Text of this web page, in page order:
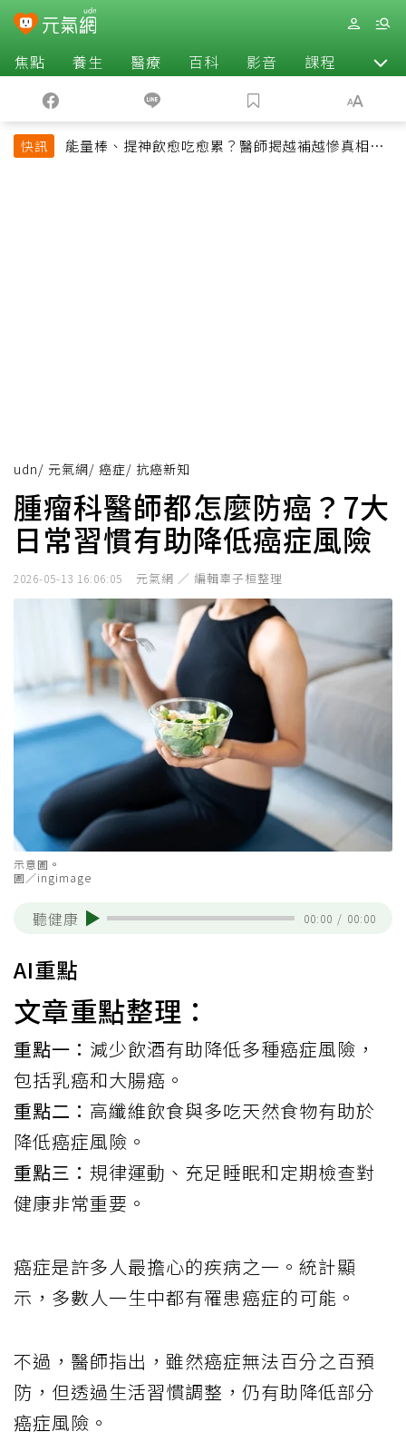
焦點 養生 醫療 百科 影音 課程 退休
快訊
能量棒、提神飲愈吃愈累？醫師揭越補越慘真相：
udn/ 元氣網/ 癌症/ 抗癌新知
腫瘤科醫師都怎麼防癌？7大
日常習慣有助降低癌症風險
2026-05-13 16:06:05 元氣網 ／ 編輯辜子桓整理
示意圖。
圖／ingimage
聽健康 00:00 / 00:00
AI重點
文章重點整理：
重點一： 減少飲酒有助降低多種癌症風險，
包括乳癌和大腸癌。
重點二： 高纖維飲食與多吃天然食物有助於
降低癌症風險。
重點三： 規律運動、充足睡眠和定期檢查對
健康非常重要。
癌症是許多人最擔心的疾病之一。統計顯
示，多數人一生中都有罹患癌症的可能。
不過，醫師指出，雖然癌症無法百分之百預
防，但透過生活習慣調整，仍有助降低部分
癌症風險。